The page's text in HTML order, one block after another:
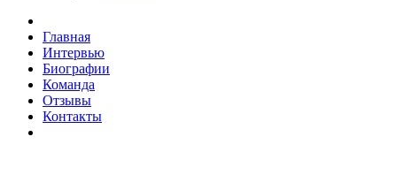
Главная
Интервью
Биографии
Команда
Отзывы
Контакты